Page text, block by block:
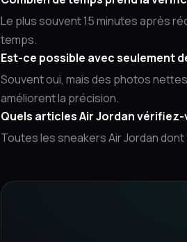
Le plus souvent 15 minutes après
temps.
Est-ce possible avec seulement
Souvent oui, mais des photos
améliorent la précision.
Quels articles Air Jordan vérifiez-
Toutes les sneakers Air Jordan